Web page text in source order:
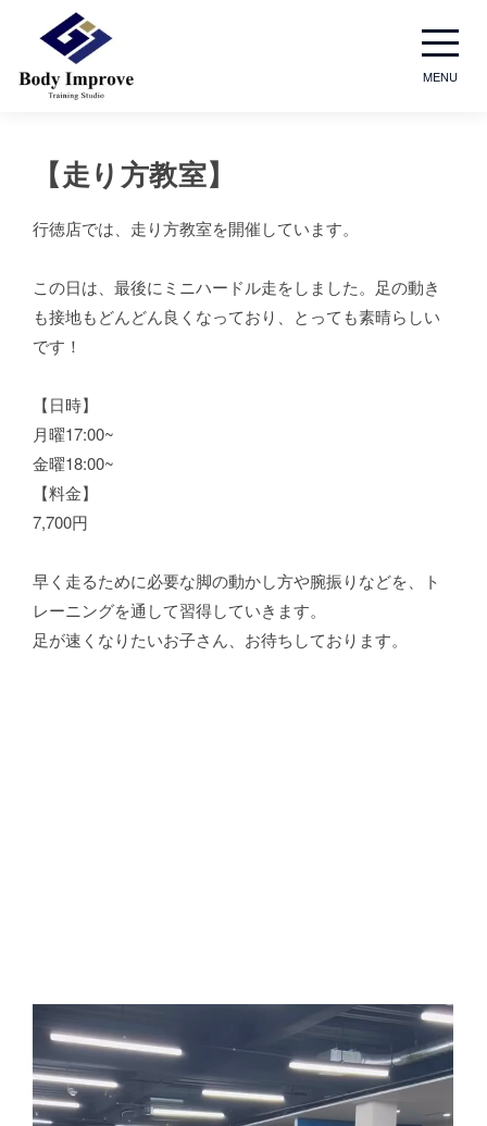
MENU
【走り方​教室】
行徳店では、走り方教室を開催しています。
この日は、最後にミニハードル走をしました。足の動き
も接地もどんどん良くなっており、とっても素晴らしい
です！
【日時】
月曜17:00~
金曜18:00~
【料金】
7,700円
早く走るために必要な脚の動かし方や腕振りなどを、ト
レーニングを通して習得していきます。
足が速くなりたいお子さん、お待ちしております。